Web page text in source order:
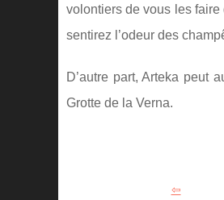
volontiers de vous les
sentirez l’odeur des
D’autre part, Arteka peut
Grotte de la Verna.